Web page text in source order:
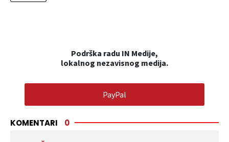
Podrška radu IN Medije,
lokalnog nezavisnog medija.
PayPal
KOMENTARI 0